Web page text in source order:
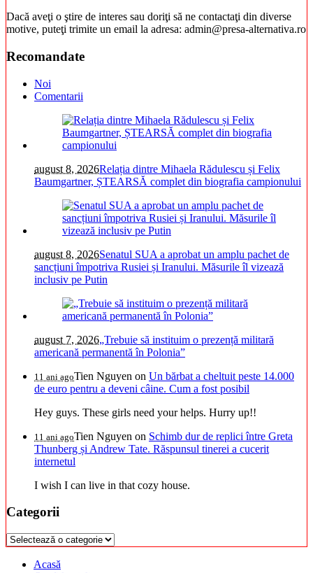
Dacă aveţi o ştire de interes sau doriţi să ne contactaţi din diverse
motive, puteţi trimite un email la adresa: admin@presa-alternativa.ro
Recomandate
Noi
Comentarii
august 8, 2026Relația dintre Mihaela Rădulescu și Felix
Baumgartner, ȘTEARSĂ complet din biografia campionului
august 8, 2026Senatul SUA a aprobat un amplu pachet de
sancțiuni împotriva Rusiei și Iranului. Măsurile îl vizează
inclusiv pe Putin
august 7, 2026„Trebuie să instituim o prezență militară
americană permanentă în Polonia”
11 ani agoTien Nguyen on Un bărbat a cheltuit peste 14.000
de euro pentru a deveni câine. Cum a fost posibil
Hey guys. These girls need your helps. Hurry up!!
11 ani agoTien Nguyen on Schimb dur de replici între Greta
Thunberg și Andrew Tate. Răspunsul tinerei a cucerit
internetul
I wish I can live in that cozy house.
Categorii
Categorii
Acasă